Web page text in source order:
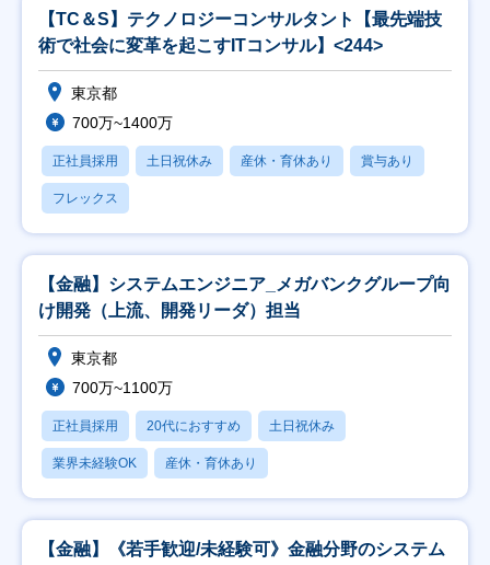
【TC＆S】テクノロジーコンサルタント【最先端技
術で社会に変革を起こすITコンサル】<244>
東京都
700万~1400万
正社員採用 土日祝休み 産休・育休あり 賞与あり
フレックス
【金融】システムエンジニア_メガバンクグループ向
け開発（上流、開発リーダ）担当
東京都
700万~1100万
正社員採用 20代におすすめ 土日祝休み
業界未経験OK 産休・育休あり
【金融】《若手歓迎/未経験可》金融分野のシステム